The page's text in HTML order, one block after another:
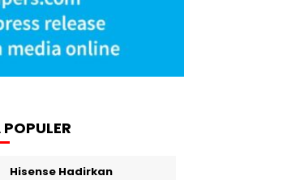
Hisense Hadirkan